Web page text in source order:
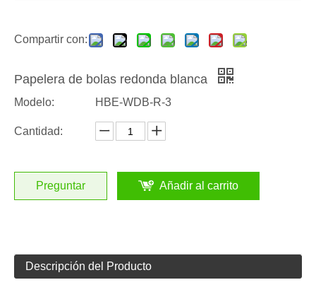
Compartir con:
Papelera de bolas redonda blanca
Modelo: HBE-WDB-R-3
Cantidad:
Preguntar Añadir al carrito
Descripción del Producto